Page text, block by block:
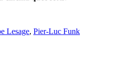
Lesage, Pier-Luc Funk